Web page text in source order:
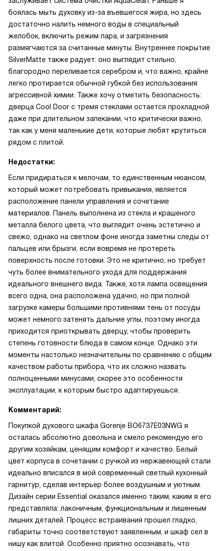
боялась мыть духовку из-за въевшегося жира, но здесь
достаточно налить немного воды в специальный
желобок, включить режим пара, и загрязнения
размягчаются за считанные минуты. Внутреннее покрытие
SilverMatte также радует: оно выглядит стильно,
благородно переливается серебром и, что важно, крайне
легко протирается обычной губкой без использования
агрессивной химии. Также хочу отметить безопасность:
дверца Cool Door с тремя стеклами остается прохладной
даже при длительном запекании, что критически важно,
так как у меня маленькие дети, которые любят крутиться
рядом с плитой.
Недостатки:
Если придираться к мелочам, то единственным нюансом,
который может потребовать привыкания, является
расположение панели управления и сочетание
материалов. Панель выполнена из стекла и крашеного
металла белого цвета, что выглядит очень эстетично и
свежо, однако на светлом фоне иногда заметны следы от
пальцев или брызги, если вовремя не протереть
поверхность после готовки. Это не критично, но требует
чуть более внимательного ухода для поддержания
идеального внешнего вида. Также, хотя лампа освещения
всего одна, она расположена удачно, но при полной
загрузке камеры большими противнями тень от посуды
может немного затенять дальние углы, поэтому иногда
приходится приоткрывать дверцу, чтобы проверить
степень готовности блюда в самом конце. Однако эти
моменты настолько незначительны по сравнению с общим
качеством работы прибора, что их сложно назвать
полноценными минусами, скорее это особенности
эксплуатации, к которым быстро адаптируешься.
Комментарий:
Покупкой духового шкафа Gorenje BO6737E03NWG я
осталась абсолютно довольна и смело рекомендую его
другим хозяйкам, ценящим комфорт и качество. Белый
цвет корпуса в сочетании с ручкой из нержавеющей стали
идеально вписался в мой современный светлый кухонный
гарнитур, сделав интерьер более воздушным и уютным.
Дизайн серии Essential оказался именно таким, каким я его
представляла: лаконичным, функциональным и лишенным
лишних деталей. Процесс встраивания прошел гладко,
габариты точно соответствуют заявленным, и шкаф сел в
нишу как влитой. Особенно приятно осознавать, что